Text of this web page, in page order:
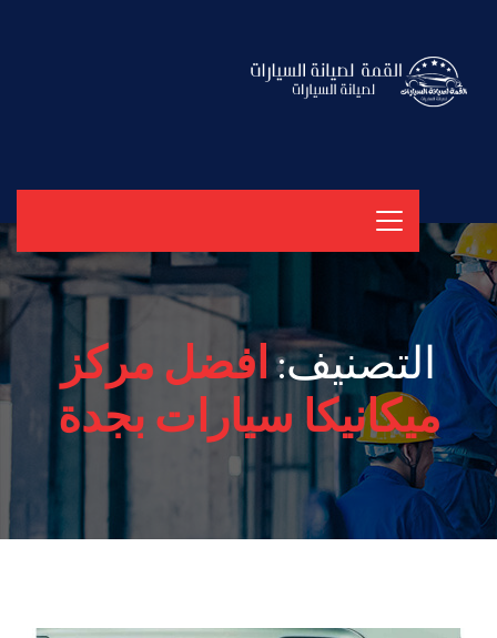
التصنيف:افضل مركز
ميكانيكا سيارات بجدة